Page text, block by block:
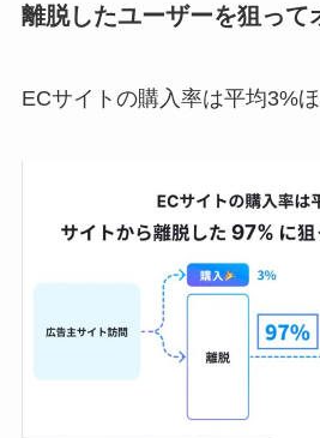
離脱したユーザーを狙って
ECサイトの購入率は平均3%ほ